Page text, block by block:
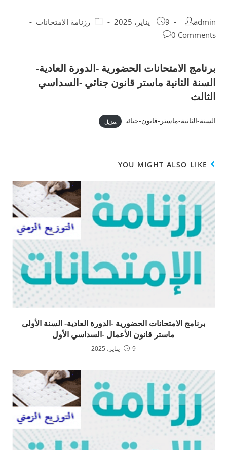
admin 9 يناير، 2025
رزنامة الامتحانات
0 Comments
برنامج الامتحانات الحضورية -الدورة العادية-
السنة الثانية ماستر قانون جنائي -السداسي
الثالث
السنة-الثانية-ماستر-قانون-جنائي تنزيل
YOU MIGHT ALSO LIKE
برنامج الامتحانات الحضورية -الدورة العادية- السنة الأولى
ماستر قانون الأعمال -السداسي الأول
9 يناير، 2025